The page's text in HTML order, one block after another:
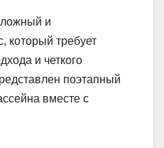
и
который требует
и четкого
поэтапный
вместе с